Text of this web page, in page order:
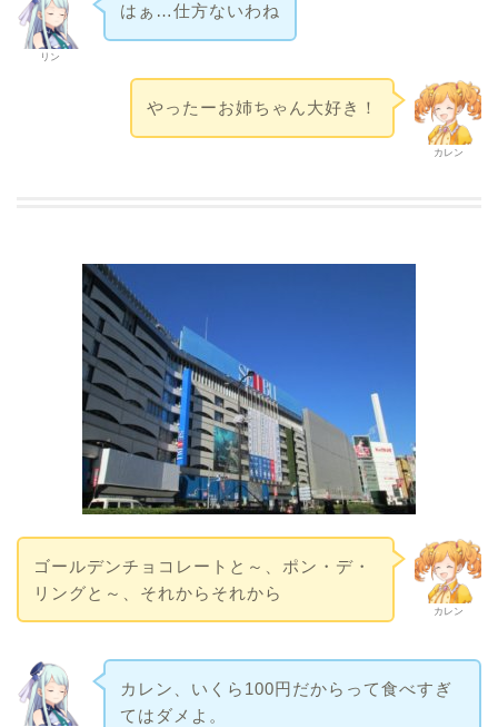
リン
はぁ…仕方ないわね
カレン
やったーお姉ちゃん大好き！
カレン
ゴールデンチョコレートと～、ポン・デ・
リングと～、それからそれから
カレン、いくら100円だからって食べすぎ
てはダメよ。